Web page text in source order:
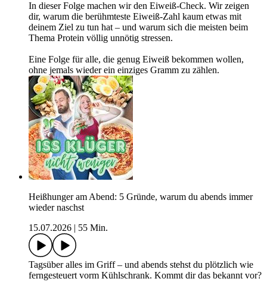
In dieser Folge machen wir den Eiweiß-Check. Wir zeigen
dir, warum die berühmteste Eiweiß-Zahl kaum etwas mit
deinem Ziel zu tun hat – und warum sich die meisten beim
Thema Protein völlig unnötig stressen.
Eine Folge für alle, die genug Eiweiß bekommen wollen,
ohne jemals wieder ein einziges Gramm zu zählen.
Heißhunger am Abend: 5 Gründe, warum du abends immer
wieder naschst
15.07.2026
55 Min.
Tagsüber alles im Griff – und abends stehst du plötzlich wie
ferngesteuert vorm Kühlschrank. Kommt dir das bekannt vor?